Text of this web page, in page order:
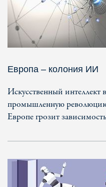
Европа – колония ИИ
Искусственный интеллект
промышленную
Европе грозит